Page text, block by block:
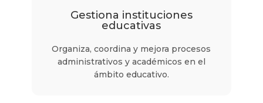
Gestiona instituciones
educativas
Organiza, coordina y mejora procesos
administrativos y académicos en el
ámbito educativo.